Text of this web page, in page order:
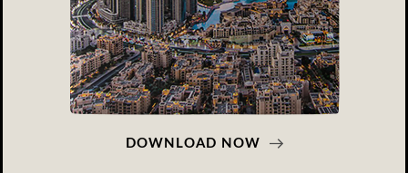
DOWNLOAD NOW